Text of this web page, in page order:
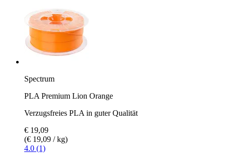
Spectrum
PLA Premium Lion Orange
Verzugsfreies PLA in guter Qualität
€ 19,09
(€ 19,09 / kg)
4.0 (1)